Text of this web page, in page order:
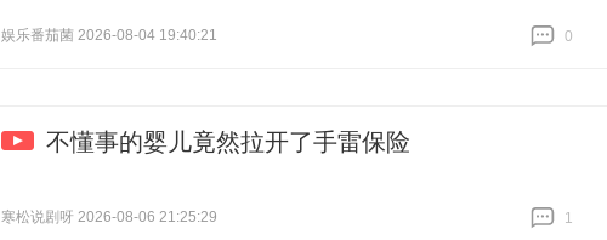
娱乐番茄菌 2026-08-04 19:40:21
0
不懂事的婴儿竟然拉开了手雷保险
寒松说剧呀 2026-08-06 21:25:29
1